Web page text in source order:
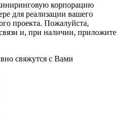
корпорацию
для реализации вашего
проекта. Пожалуйста,
и, при наличии, приложите
свяжутся с Вами